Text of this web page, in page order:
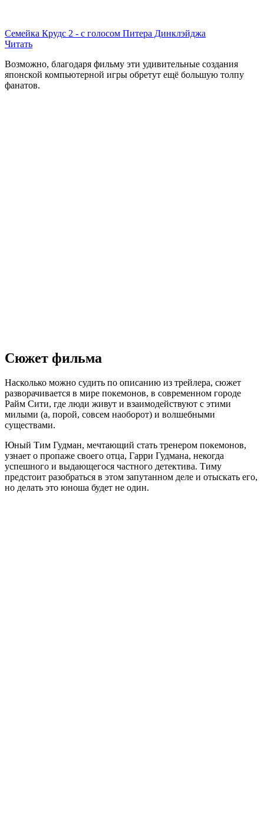
Семейка Крудс 2 - с голосом Питера Динклэйджа
Читать
Возможно, благодаря фильму эти удивительные создания
японской компьютерной игры обретут ещё большую толпу
фанатов.
Сюжет фильма
Насколько можно судить по описанию из трейлера, сюжет
разворачивается в мире покемонов, в современном городе
Райм Сити, где люди живут и взаимодействуют с этими
милыми (а, порой, совсем наоборот) и волшебными
существами.
Юный Тим Гудман, мечтающий стать тренером покемонов,
узнает о пропаже своего отца, Гарри Гудмана, некогда
успешного и выдающегося частного детектива. Тиму
предстоит разобраться в этом запутанном деле и отыскать его,
но делать это юноша будет не один.